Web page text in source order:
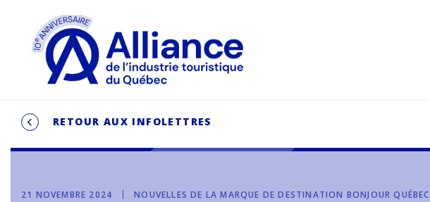
RETOUR AUX INFOLETTRES
21 NOVEMBRE 2024 NOUVELLES DE LA MARQUE DE DESTINATION BONJOUR QUÉBEC